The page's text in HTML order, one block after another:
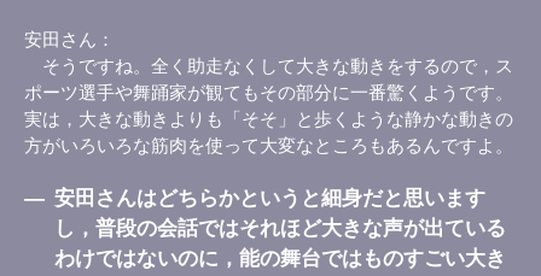
安田さん
そうですね。全く助走なくして大きな動きをするので，ス
ポーツ選手や舞踊家が観てもその部分に一番驚くようです。
実は，大きな動きよりも「そそ」と歩くような静かな動きの
方がいろいろな筋肉を使って大変なところもあるんですよ。
― 安田さんはどちらかというと細身だと思います
し，普段の会話ではそれほど大きな声が出ている
わけではないのに，能の舞台ではものすごい大き